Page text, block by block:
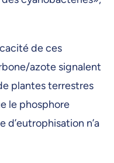
de ces
azote signalent
plantes terrestres
le phosphore
n’a